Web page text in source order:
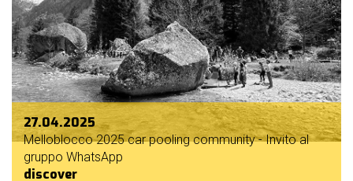
27.04.2025
Melloblocco 2025 car pooling community - Invito al
gruppo WhatsApp
discover